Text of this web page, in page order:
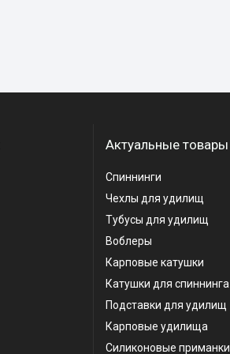
Актуальные товары
Спиннинги
Чехлы для удилищ
Тубусы для удилищ
Воблеры
Карповые катушки
Катушки для спиннинга
Подставки для удилищ
Карповые удилища
Силиконовые приманки